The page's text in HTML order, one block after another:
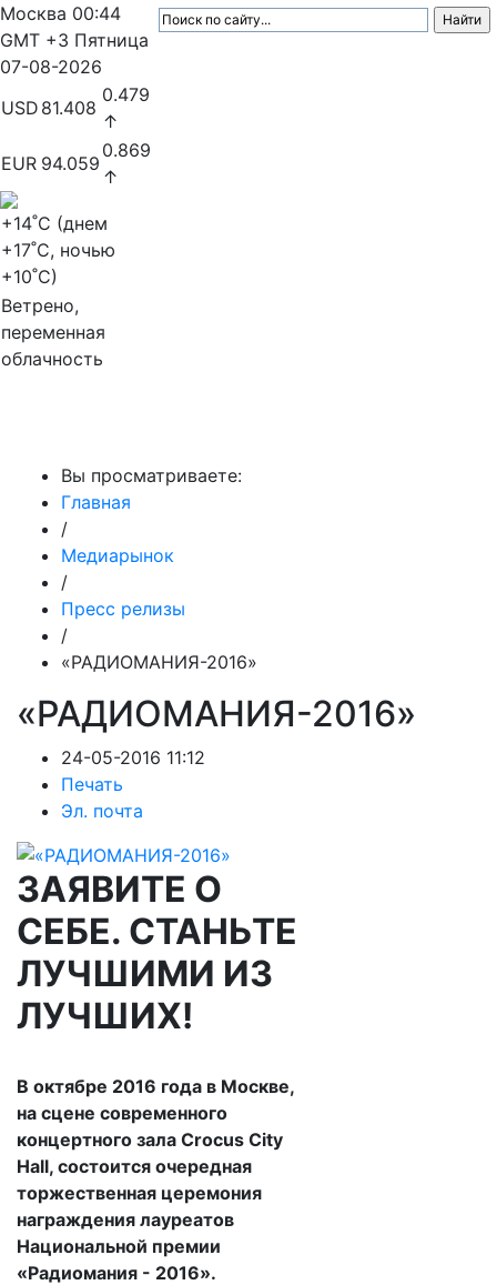
Москва 00:44
GMT +3 Пятница
07-08-2026
USD 81.408
0.479
↑
EUR 94.059
0.869
↑
+14˚C (днем
+17˚C, ночью
+10˚C)
Ветрено,
переменная
облачность
Вы просматриваете:
Главная
/
Медиарынок
/
Пресс релизы
/
«РАДИОМАНИЯ-2016»
«РАДИОМАНИЯ-2016»
24-05-2016 11:12
Печать
Эл. почта
ЗАЯВИТЕ О
СЕБЕ. СТАНЬТЕ
ЛУЧШИМИ ИЗ
ЛУЧШИХ!
В октябре 2016 года в Москве,
на сцене современного
концертного зала Crocus City
Hall, состоится очередная
торжественная церемония
награждения лауреатов
Национальной премии
«Радиомания - 2016».